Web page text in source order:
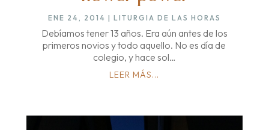
ENE 24, 2014 | LITURGIA DE LAS HORAS
Debíamos tener 13 años. Era aún antes de los
primeros novios y todo aquello. No es día de
colegio, y hace sol…
LEER MÁS...